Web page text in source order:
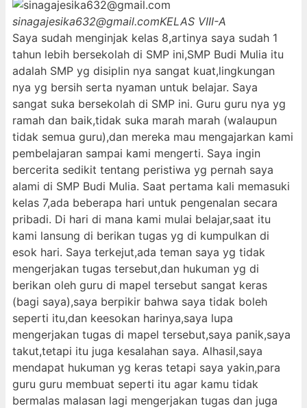
sinagajesika632@gmail.comKELAS VIII-A
Saya sudah menginjak kelas 8,artinya saya sudah 1
tahun lebih bersekolah di SMP ini,SMP Budi Mulia itu
adalah SMP yg disiplin nya sangat kuat,lingkungan
nya yg bersih serta nyaman untuk belajar. Saya
sangat suka bersekolah di SMP ini. Guru guru nya yg
ramah dan baik,tidak suka marah marah (walaupun
tidak semua guru),dan mereka mau mengajarkan kami
pembelajaran sampai kami mengerti. Saya ingin
bercerita sedikit tentang peristiwa yg pernah saya
alami di SMP Budi Mulia. Saat pertama kali memasuki
kelas 7,ada beberapa hari untuk pengenalan secara
pribadi. Di hari di mana kami mulai belajar,saat itu
kami lansung di berikan tugas yg di kumpulkan di
esok hari. Saya terkejut,ada teman saya yg tidak
mengerjakan tugas tersebut,dan hukuman yg di
berikan oleh guru di mapel tersebut sangat keras
(bagi saya),saya berpikir bahwa saya tidak boleh
seperti itu,dan keesokan harinya,saya lupa
mengerjakan tugas di mapel tersebut,saya panik,saya
takut,tetapi itu juga kesalahan saya. Alhasil,saya
mendapat hukuman yg keras tetapi saya yakin,para
guru guru membuat seperti itu agar kamu tidak
bermalas malasan lagi mengerjakan tugas dan juga